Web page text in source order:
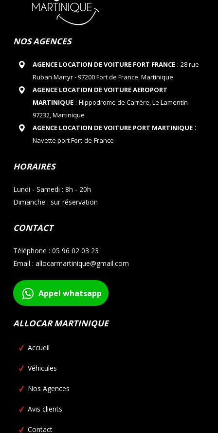
NOS AGENCES
AGENCE LOCATION DE VOITURE FORT FRANCE: 28 rue
Ruban Martyr - 97200 Fort de France, Martinique
AGENCE LOCATION DE VOITURE AEROPORT
MARTINIQUE: Hippodrome de Carrère, Le Lamentin
97232, Martinique
AGENCE LOCATION DE VOITURE PORT MARTINIQUE:
Navette port Fort-de-France
HORAIRES
Lundi - Samedi : 8h - 20h
Dimanche : sur réservation
CONTACT
Téléphone : 05 96 02 03 23
Email : allocarmartinique@gmail.com
Appel whatsapp
ALLOCAR MARTINIQUE
Accueil
Véhicules
Nos Agences
Avis clients
Contact